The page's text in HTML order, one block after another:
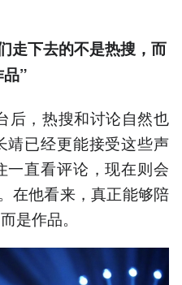
走下去的不是热搜，而
”
后，热搜和讨论自然也
靖已经更能接受这些声
一直看评论，现在则会
在他看来，真正能够陪
是作品。